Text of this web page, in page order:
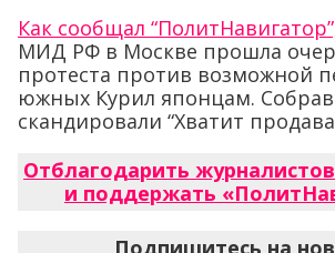
Как сообщал
МИД РФ в Москве прошла
протеста против возможной
южных Курил японцам.
скандировали “Хватит
Отблагодарить
и поддержать